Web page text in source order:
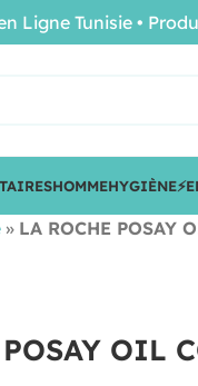
HOMMEHYGIÈNE
» LA ROCHE POSAY
OIL
Tunisie • Produits